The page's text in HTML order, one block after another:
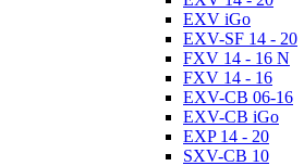
EXV iGo
EXV-SF 14 - 20
FXV 14 - 16 N
FXV 14 - 16
EXV-CB 06-16
EXV-CB iGo
EXP 14 - 20
SXV-CB 10